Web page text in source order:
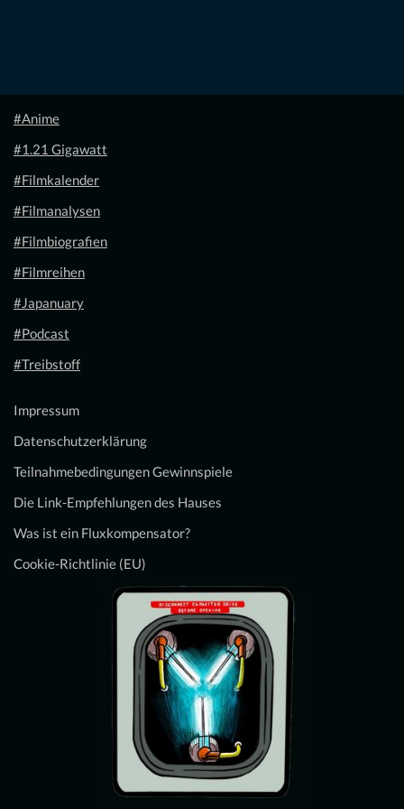
#Anime
#1.21 Gigawatt
#Filmkalender
#Filmanalysen
#Filmbiografien
#Filmreihen
#Japanuary
#Podcast
#Treibstoff
Impressum
Datenschutzerklärung
Teilnahmebedingungen Gewinnspiele
Die Link-Empfehlungen des Hauses
Was ist ein Fluxkompensator?
Cookie-Richtlinie (EU)